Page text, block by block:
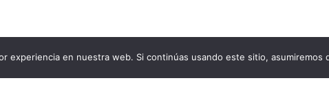
experiencia en nuestra web. Si continúas usando este sitio, asumiremos